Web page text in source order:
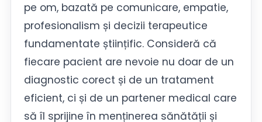
pe om, bazată pe comunicare, empatie,
profesionalism și decizii terapeutice
fundamentate științific. Consideră că
fiecare pacient are nevoie nu doar de un
diagnostic corect și de un tratament
eficient, ci și de un partener medical care
să îl sprijine în menținerea sănătății și